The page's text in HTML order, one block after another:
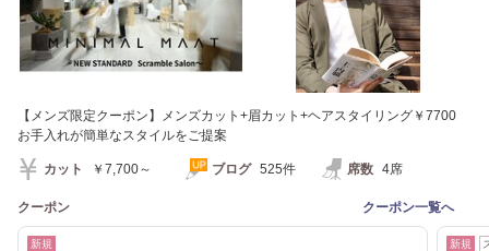
【メンズ限定クーポン】メンズカット+眉カット+ヘアスタイリング￥7700
お手入れが簡単なスタイルをご提案
カット ￥7,700～ ブログ 525件 席数 4席
クーポン クーポン一覧へ
新規 新規